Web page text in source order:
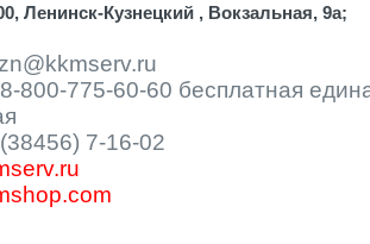
Ленинск-Кузнецкий , Вокзальная, 9а;
800-775-60-60 бесплатная
7-16-02